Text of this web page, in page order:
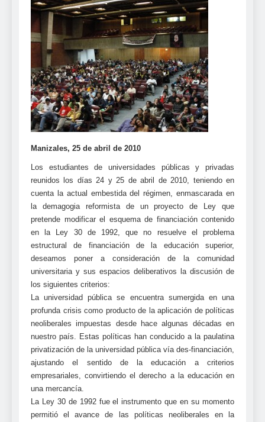
Manizales, 25 de abril de 2010
Los estudiantes de universidades públicas y privadas
reunidos los días 24 y 25 de abril de 2010, teniendo en
cuenta la actual embestida del régimen, enmascarada en
la demagogia reformista de un proyecto de Ley que
pretende modificar el esquema de financiación contenido
en la Ley 30 de 1992, que no resuelve el problema
estructural de financiación de la educación superior,
deseamos poner a consideración de la comunidad
universitaria y sus espacios deliberativos la discusión de
los siguientes criterios:
La universidad pública se encuentra sumergida en una
profunda crisis como producto de la aplicación de políticas
neoliberales impuestas desde hace algunas décadas en
nuestro país. Estas políticas han conducido a la paulatina
privatización de la universidad pública vía des-financiación,
ajustando el sentido de la educación a criterios
empresariales, convirtiendo el derecho a la educación en
una mercancía.
La Ley 30 de 1992 fue el instrumento que en su momento
permitió el avance de las políticas neoliberales en la